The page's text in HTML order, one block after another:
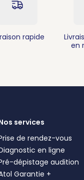
rapide
en
services
de rendez-vous
en ligne
dépistage audition
Garantie +